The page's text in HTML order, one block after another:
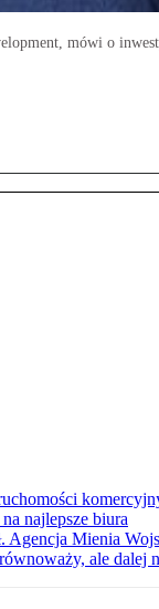
mówi o
najlepsze biura
Agencja Mienia
ale dalej